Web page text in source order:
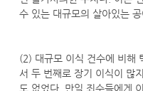
수 있는 대규모의 살아있는
(2) 대규모 이식 건수에 비해
서 두 번째로 장기 이식이 많
도 없었다. 만일 죄수들에게